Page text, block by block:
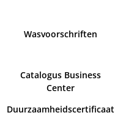
Wasvoorschriften
Catalogus Business
Center
Duurzaamheidscertificaat